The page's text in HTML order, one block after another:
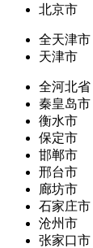
北京市
全天津市
天津市
全河北省
秦皇岛市
衡水市
保定市
邯郸市
邢台市
廊坊市
石家庄市
沧州市
张家口市